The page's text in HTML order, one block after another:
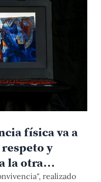
física va a
y
la otra
realizado